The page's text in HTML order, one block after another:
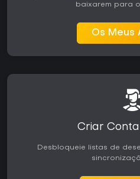
baixarem para
Os Meus
Criar
Desbloqueie listas de